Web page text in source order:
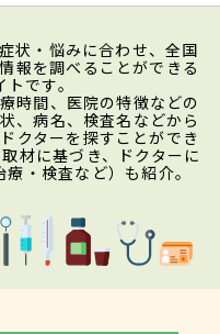
状・悩みに合わせ、全国
報を調べることができる
です。
時間、医院の特徴などの
、病名、検査名などから
クターを探すことができ
材に基づき、ドクターに
・検査など）も紹介。